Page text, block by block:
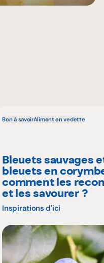
Bon à savoirAliment en vedette
Bleuets sauvages
bleuets en
comment les
et les savourer ?
Inspirations d'ici